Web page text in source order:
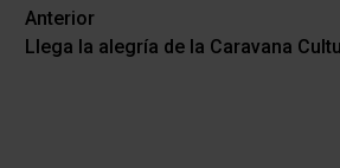
Navegación
de
Anterior
Llega la alegría de la Caravana